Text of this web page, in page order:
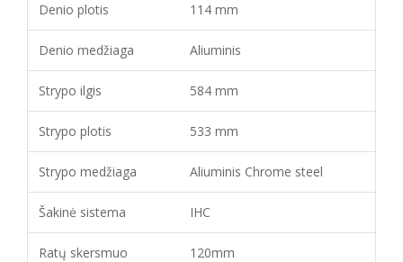
Denio plotis 114 mm
Denio medžiaga Aliuminis
Strypo ilgis 584 mm
Strypo plotis 533 mm
Strypo medžiaga Aliuminis Chrome steel
Šakinė sistema IHC
Ratų skersmuo 120mm